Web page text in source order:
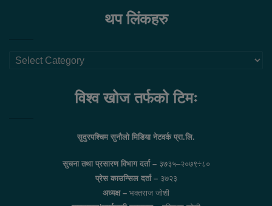
थप लिंकहरु
थप
विश्व खोज तर्फको टिमः
सुदुरपश्चिम सुनौलो मिडिया नेटवर्क प्रा.लि.
सुचना तथा प्रसारण विभाग दर्ता – ३७३५–२०७९÷८०
प्रेस काउन्सिल दर्ता – ३७२३
अध्यक्ष – भक्तराज जोशी